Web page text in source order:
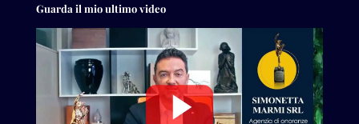
Guarda il mio ultimo video